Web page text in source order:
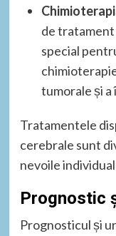
de
special
tumorale și
Tratamentele
cerebrale sunt
nevoile
Prognostic
Prognosticul și